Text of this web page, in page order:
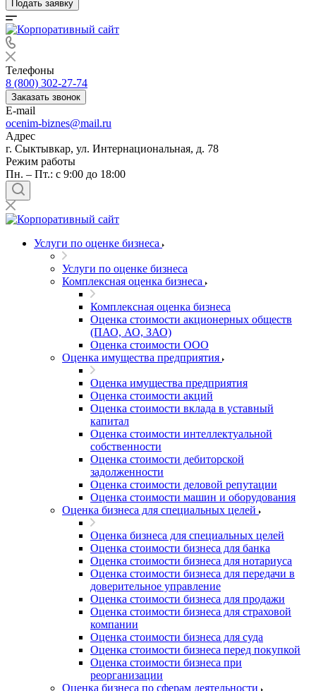
Подать заявку
Телефоны
8 (800) 302-27-74
Заказать звонок
E-mail
ocenim-biznes@mail.ru
Адрес
г. Сыктывкар, ул. Интернациональная, д. 78
Режим работы
Пн. – Пт.: с 9:00 до 18:00
Услуги по оценке бизнеса
Услуги по оценке бизнеса
Комплексная оценка бизнеса
Комплексная оценка бизнеса
Оценка стоимости акционерных обществ
(ПАО, АО, ЗАО)
Оценка стоимости ООО
Оценка имущества предприятия
Оценка имущества предприятия
Оценка стоимости акций
Оценка стоимости вклада в уставный
капитал
Оценка стоимости интеллектуальной
собственности
Оценка стоимости дебиторской
задолженности
Оценка стоимости деловой репутации
Оценка стоимости машин и оборудования
Оценка бизнеса для специальных целей
Оценка бизнеса для специальных целей
Оценка стоимости бизнеса для банка
Оценка стоимости бизнеса для нотариуса
Оценка стоимости бизнеса для передачи в
доверительное управление
Оценка стоимости бизнеса для продажи
Оценка стоимости бизнеса для страховой
компании
Оценка стоимости бизнеса для суда
Оценка стоимости бизнеса перед покупкой
Оценка стоимости бизнеса при
реорганизации
Оценка бизнеса по сферам деятельности